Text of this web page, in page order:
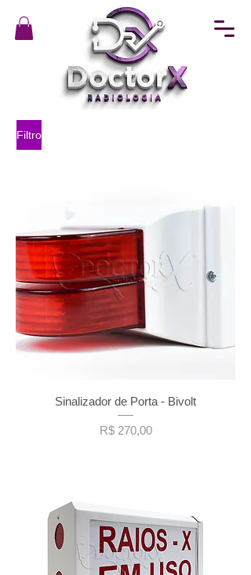
Filtro
Sinalizador de Porta - Bivolt
Preço
R$ 270,00